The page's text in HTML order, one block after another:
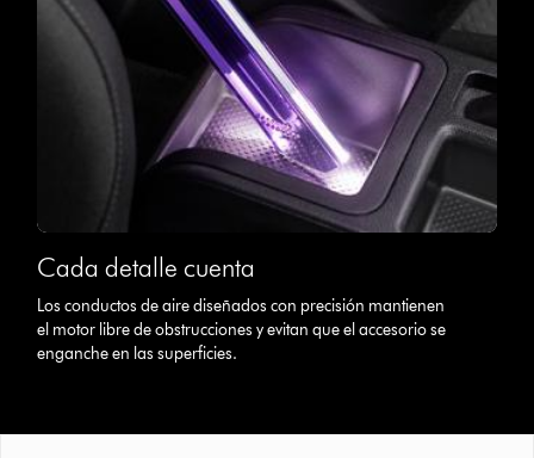
Cada detalle cuenta
Los conductos de aire diseñados con precisión mantienen
el motor libre de obstrucciones y evitan que el accesorio se
enganche en las superficies.